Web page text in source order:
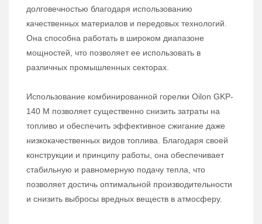
долговечностью благодаря использованию
качественных материалов и передовых технологий.
Она способна работать в широком диапазоне
мощностей, что позволяет ее использовать в
различных промышленных секторах.
Использование комбинированной горелки Oilon GKP-
140 M позволяет существенно снизить затраты на
топливо и обеспечить эффективное сжигание даже
низкокачественных видов топлива. Благодаря своей
конструкции и принципу работы, она обеспечивает
стабильную и равномерную подачу тепла, что
позволяет достичь оптимальной производительности
и снизить выбросы вредных веществ в атмосферу.